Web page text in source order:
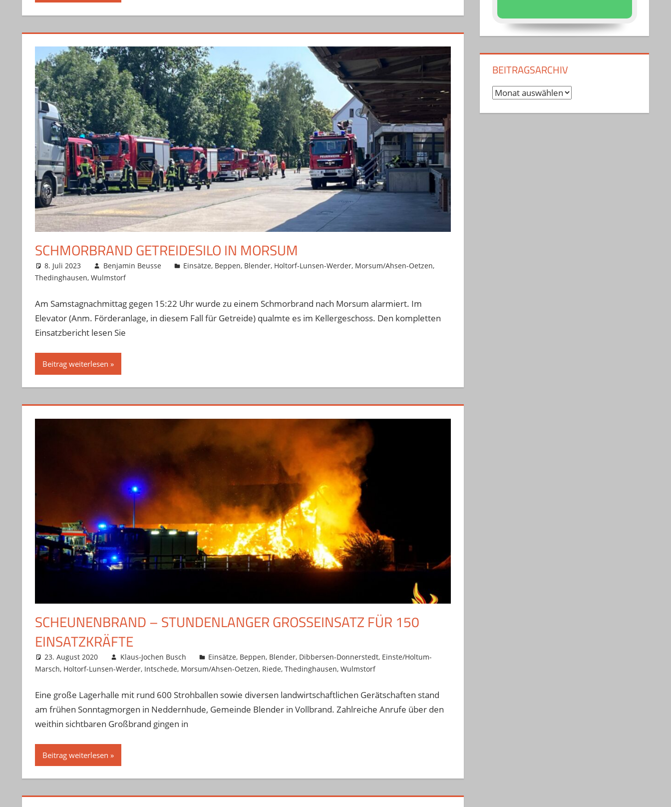
SCHMORBRAND GETREIDESILO IN MORSUM
8. Juli 2023 Benjamin Beusse Einsätze, Beppen, Blender, Holtorf-Lunsen-Werder, Morsum/Ahsen-Oetzen,
Thedinghausen, Wulmstorf
Am Samstagnachmittag gegen 15:22 Uhr wurde zu einem Schmorbrand nach Morsum alarmiert. Im
Elevator (Anm. Förderanlage, in diesem Fall für Getreide) qualmte es im Kellergeschoss. Den kompletten
Einsatzbericht lesen Sie
Beitrag weiterlesen
SCHEUNENBRAND – STUNDENLANGER GROSSEINSATZ FÜR 150 E
INSATZKRÄFTE
23. August 2020 Klaus-Jochen Busch Einsätze, Beppen, Blender, Dibbersen-Donnerstedt, Einste/Holtum-
Marsch, Holtorf-Lunsen-Werder, Intschede, Morsum/Ahsen-Oetzen, Riede, Thedinghausen, Wulmstorf
Eine große Lagerhalle mit rund 600 Strohballen sowie diversen landwirtschaftlichen Gerätschaften stand
am frühen Sonntagmorgen in Neddernhude, Gemeinde Blender in Vollbrand. Zahlreiche Anrufe über den
weithin sichtbaren Großbrand gingen in
Beitrag weiterlesen
BEITRAGSARCHIV
Beitragsarchiv